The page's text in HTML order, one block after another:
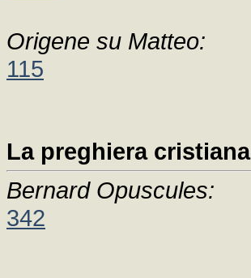
Origene su Matteo:
115
La preghiera cristiana
Bernard Opuscules:
342